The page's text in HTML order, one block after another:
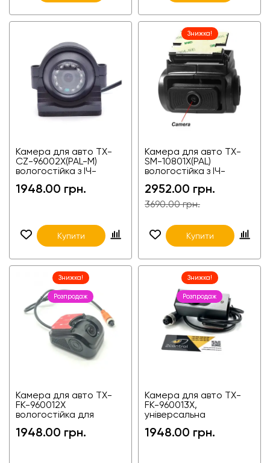
Камера для авто TX-
CZ-96002X(PAL-M)
вологостійка з ІЧ-
універсальна
1948.00 грн.
Купити
Знижка!
Камера для авто TX-
SM-10801X(PAL)
вологостійка з ІЧ-
універсальна
2952.00 грн.
3690.00 грн.
Купити
Знижка!
Розпродаж
Камера для авто TX-
FK-960012X
вологостійка для
1948.00 грн.
Знижка!
Розпродаж
Камера для авто TX-
FK-960013X,
універсальна
1948.00 грн.